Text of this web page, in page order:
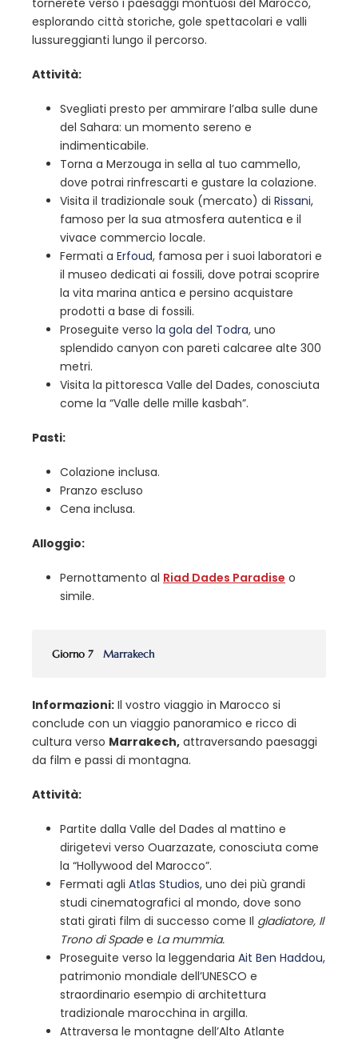
tornerete verso i paesaggi montuosi del Marocco,
esplorando città storiche, gole spettacolari e valli
lussureggianti lungo il percorso.
Attività:
Svegliati presto per ammirare l’alba sulle dune
del Sahara: un momento sereno e
indimenticabile.
Torna a Merzouga in sella al tuo cammello,
dove potrai rinfrescarti e gustare la colazione.
Visita il tradizionale souk (mercato) di Rissani,
famoso per la sua atmosfera autentica e il
vivace commercio locale.
Fermati a Erfoud, famosa per i suoi laboratori e
il museo dedicati ai fossili, dove potrai scoprire
la vita marina antica e persino acquistare
prodotti a base di fossili.
Proseguite verso la gola del Todra, uno
splendido canyon con pareti calcaree alte 300
metri.
Visita la pittoresca Valle del Dades, conosciuta
come la “Valle delle mille kasbah”.
Pasti:
Colazione inclusa.
Pranzo escluso
Cena inclusa.
Alloggio:
Pernottamento al Riad Dades Paradise o
simile.
Giorno 7 Marrakech
Informazioni: Il vostro viaggio in Marocco si
conclude con un viaggio panoramico e ricco di
cultura verso Marrakech, attraversando paesaggi
da film e passi di montagna.
Attività:
Partite dalla Valle del Dades al mattino e
dirigetevi verso Ouarzazate, conosciuta come
la “Hollywood del Marocco”.
Fermati agli Atlas Studios, uno dei più grandi
studi cinematografici al mondo, dove sono
stati girati film di successo come Il gladiatore, Il
Trono di Spadee La mummia.
Proseguite verso la leggendaria Ait Ben Haddou,
patrimonio mondiale dell’UNESCO e
straordinario esempio di architettura
tradizionale marocchina in argilla.
Attraversa le montagne dell’Alto Atlante